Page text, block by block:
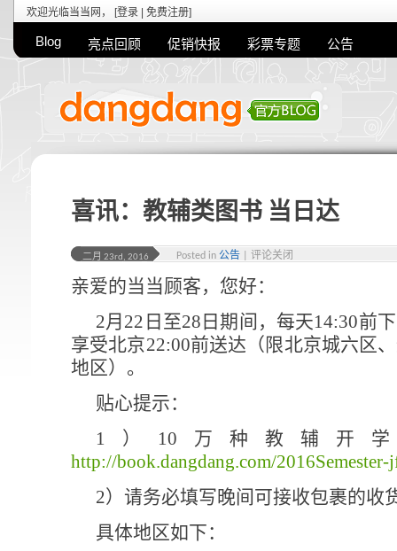
欢迎光临当当网， [登录 免费注册]
Blog 亮点回顾 促销快报 彩票专题 公告
喜讯：教辅类图书 当日达
二月 23rd, 2016 Posted in 公告 评论关闭
亲爱的当当顾客，您好：
2月22日至28日期间，每天14:30前
享受北京22:00前送达（限北京城六区
地区）。
贴心提示：
1）10万种教辅开
http://book.dangdang.com/2016Semester-
2）请务必填写晚间可接收包裹的收
具体地区如下：